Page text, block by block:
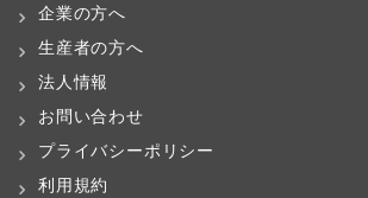
企業の方へ
生産者の方へ
法人情報
お問い合わせ
プライバシーポリシー
利用規約